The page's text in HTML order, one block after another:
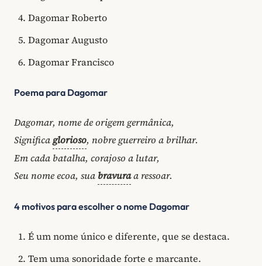
Dagomar Roberto
Dagomar Augusto
Dagomar Francisco
Poema para Dagomar
Dagomar, nome de origem germânica,
Significaglorioso, nobre guerreiro a brilhar.
Em cada batalha, corajoso a lutar,
Seu nome ecoa, sua bravuraa ressoar.
4 motivos para escolher o nome Dagomar
É um nome único e diferente, que se destaca.
Tem uma sonoridade forte e marcante.